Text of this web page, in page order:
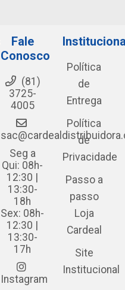
Fale
Conosco
(81)
3725-
4005
Seg a
Qui: 08h-
12:30 |
13:30-
18h
Sex: 08h-
12:30 |
13:30-
17h
Instagram
Política
de
Entrega
Política
de
Privacidade
Passo a
passo
Loja
Cardeal
Site
Institucional